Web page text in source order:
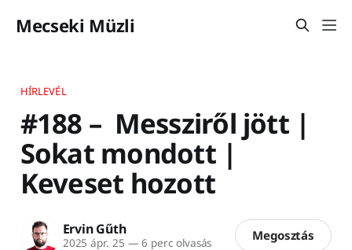
Mecseki Müzli
HÍRLEVÉL
#188 – Messziről jött |
Sokat mondott |
Keveset hozott
Ervin Gűth
2025 ápr. 25 — 6 perc olvasás Megosztás